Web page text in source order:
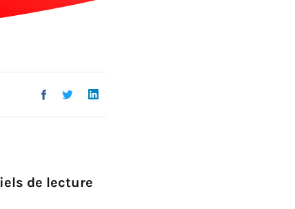
de lecture